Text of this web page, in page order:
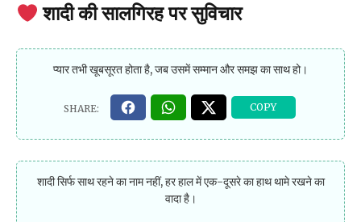
शादी की सालगिरह पर सुविचार
प्यार तभी खूबसूरत होता है, जब उसमें सम्मान और समझ का साथ हो।
शादी सिर्फ साथ रहने का नाम नहीं, हर हाल में एक-दूसरे का हाथ थामे रखने का
वादा है।